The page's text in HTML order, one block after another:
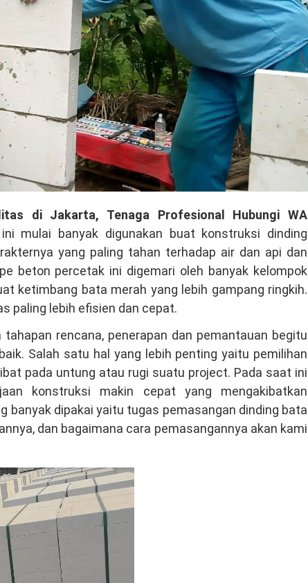
di Jakarta, Tenaga Profesional Hubungi WA
mulai banyak digunakan buat konstruksi dinding
yang paling tahan terhadap air dan api dan
beton percetak ini digemari oleh banyak kelompok
ketimbang bata merah yang lebih gampang ringkih.
paling lebih efisien dan cepat.
rencana, penerapan dan pemantauan begitu
Salah satu hal yang lebih penting yaitu pemilihan
pada untung atau rugi suatu project. Pada saat ini
konstruksi makin cepat yang mengakibatkan
banyak dipakai yaitu tugas pemasangan dinding bata
dan bagaimana cara pemasangannya akan kami